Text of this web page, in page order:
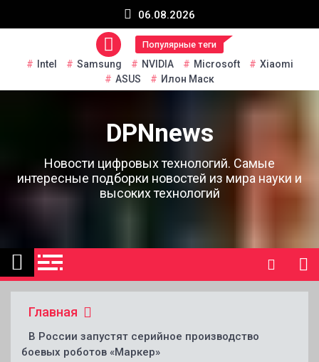
06.08.2026
Популярные теги
Intel Samsung NVIDIA Microsoft
Xiaomi
ASUS
Илон Маск
DPNnews
Новости цифровых технологий. Самые
интересные подборки новостей из мира науки и
высоких технологий
Главная
В России запустят серийное производство
боевых роботов «Маркер»